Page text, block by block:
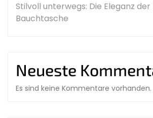
Stilvoll unterwegs: Die Eleganz
Bauchtasche
Neueste
Es sind keine Kommentare vorhanden.